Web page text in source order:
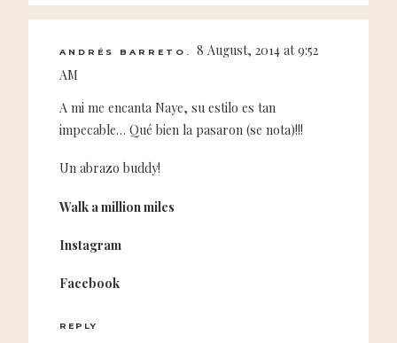
ANDRÉS BARRETO.
8 August, 2014 at 9:52
AM
A mi me encanta Naye, su estilo es tan
impecable… Qué bien la pasaron (se nota)!!!
Un abrazo buddy!
Walk a million miles
Instagram
Facebook
REPLY